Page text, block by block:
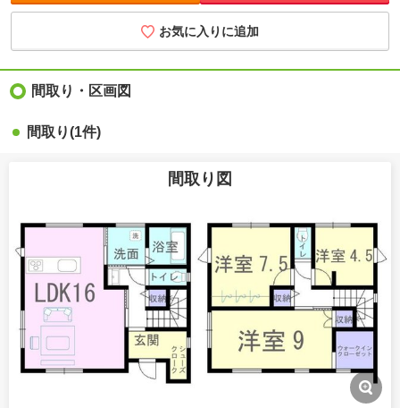
お気に入りに追加
間取り・区画図
間取り(1件)
間取り図